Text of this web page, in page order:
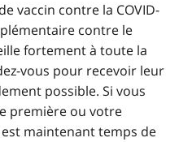
vaccin contre la COVID-
contre le
fortement à toute la
vous pour recevoir leur
possible. Si vous
première ou votre
maintenant temps de